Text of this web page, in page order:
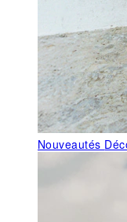
Nouveautés